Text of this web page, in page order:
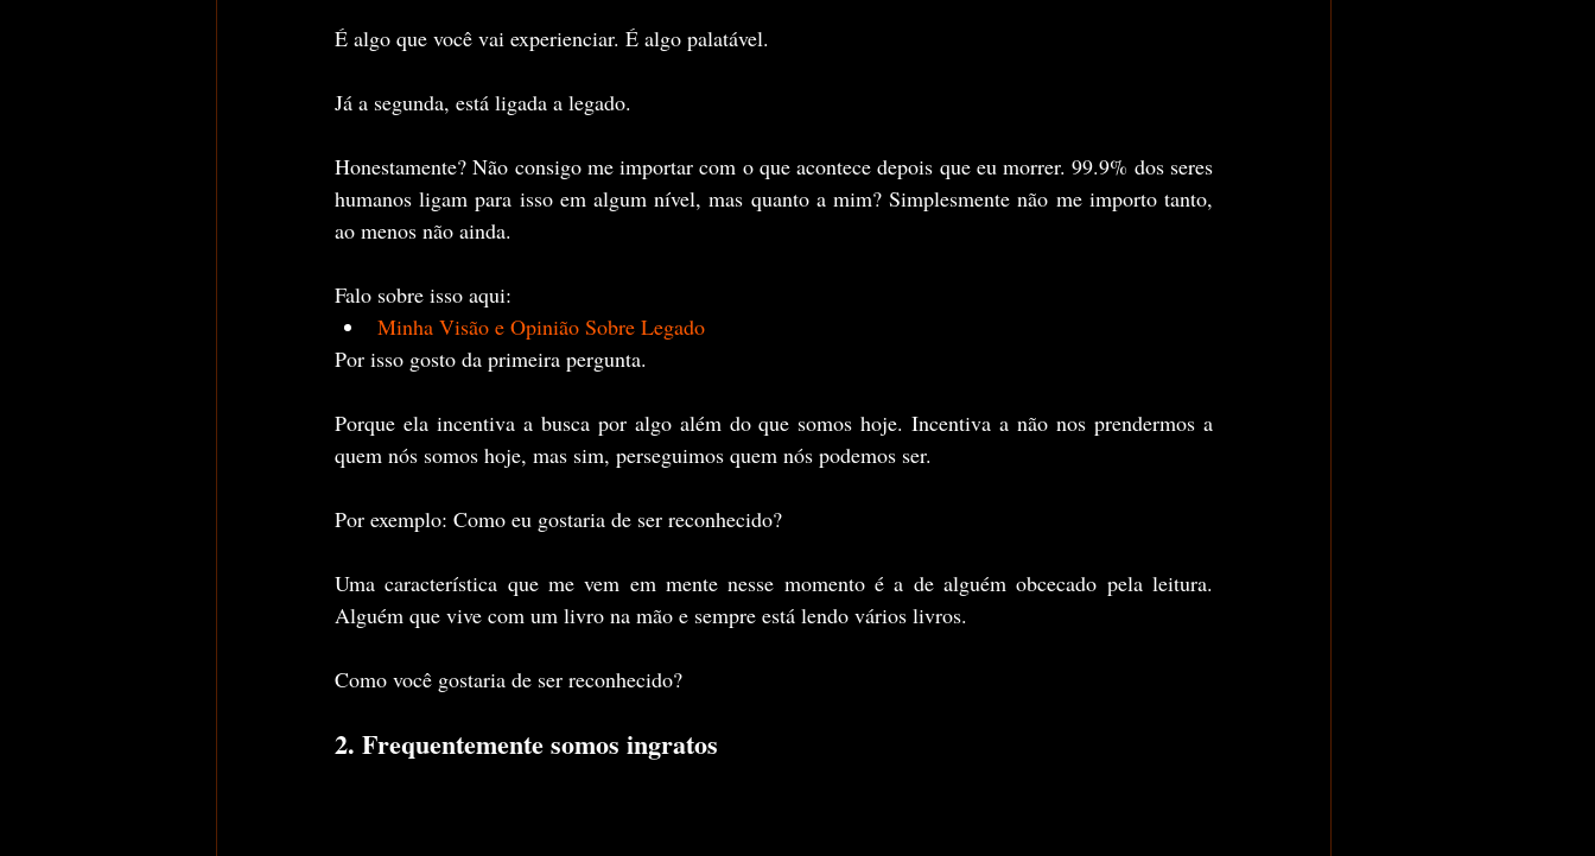
É algo que você vai experienciar. É algo palatável.
Já a segunda, está ligada a legado.
Honestamente? Não consigo me importar com o que acontece depois que eu morrer. 99.9% dos seres
humanos ligam para isso em algum nível, mas quanto a mim? Simplesmente não me importo tanto,
ao menos não ainda.
Falo sobre isso aqui:
Minha Visão e Opinião Sobre Legado
Por isso gosto da primeira pergunta.
Porque ela incentiva a busca por algo além do que somos hoje. Incentiva a não nos prendermos a
quem nós somos hoje, mas sim, perseguimos quem nós podemos ser.
Por exemplo: Como eu gostaria de ser reconhecido?
Uma característica que me vem em mente nesse momento é a de alguém obcecado pela leitura.
Alguém que vive com um livro na mão e sempre está lendo vários livros.
Como você gostaria de ser reconhecido?
2. Frequentemente somos ingratos